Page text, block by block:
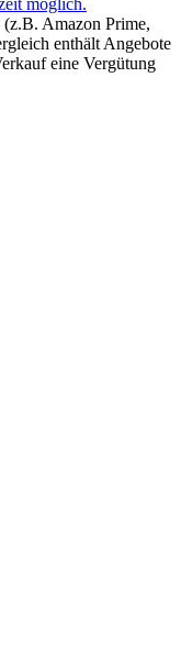
Amazon Prime,
enthält Angebote
eine Vergütung